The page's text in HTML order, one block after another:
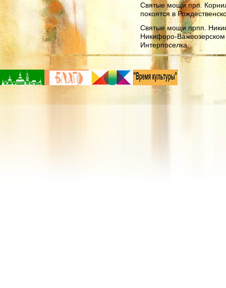
Святые мощи прп.
покоятся в
Святые мощи прпп.
Никифоро-
Интерпоселка